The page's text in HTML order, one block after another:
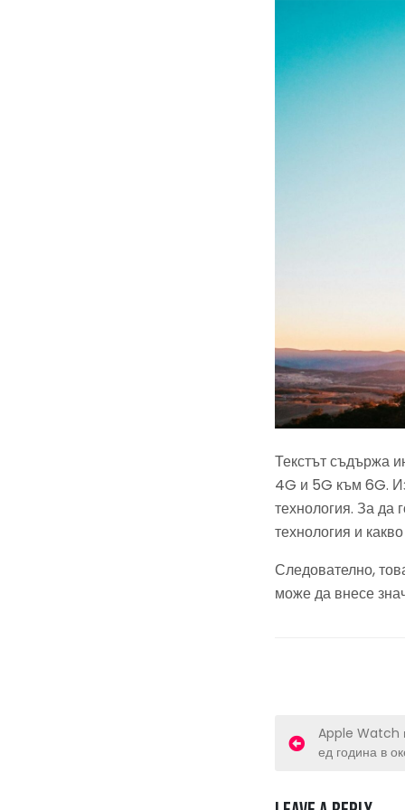
Текстът съдържа
4G и 5G към 6G.
технология. За да
технология и
Следователно,
може да внесе
P
Apple Watch
ед година в